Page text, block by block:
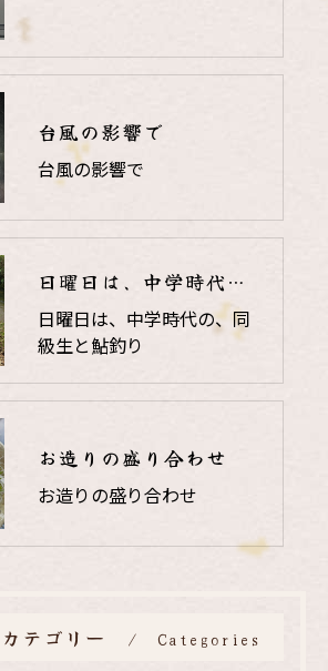
台風の影響で
台風の影響で
日曜日は、中学時代の、同級生と鮎釣り
日曜日は、中学時代の、同
級生と鮎釣り
お造りの盛り合わせ
お造りの盛り合わせ
カテゴリー Categories